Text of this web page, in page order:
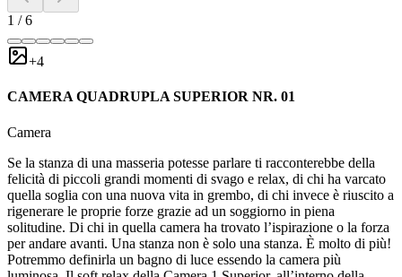
1 /6
+4
CAMERA QUADRUPLA SUPERIOR NR. 01
Camera
Se la stanza di una masseria potesse parlare ti racconterebbe della
felicità di piccoli grandi momenti di svago e relax, di chi ha varcato
quella soglia con una nuova vita in grembo, di chi invece è riuscito a
rigenerare le proprie forze grazie ad un soggiorno in piena
solitudine. Di chi in quella camera ha trovato l’ispirazione o la forza
per andare avanti. Una stanza non è solo una stanza. È molto di più!
Potremmo definirla un bagno di luce essendo la camera più